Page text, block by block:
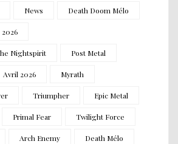
News Death Doom Mélo
2026
Nightspirit Post Metal
Avril 2026 Myrath
Triumpher Epic Metal
Primal Fear Twilight Force
Arch Enemy Death Mélo